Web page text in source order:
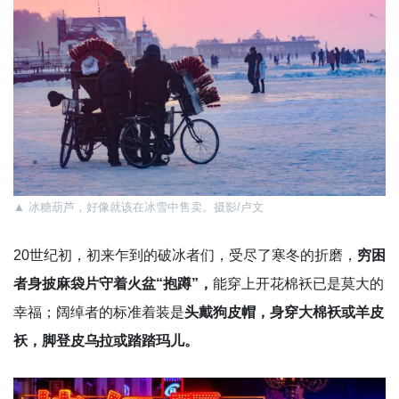
▲ 冰糖葫芦，好像就该在冰雪中售卖。摄影/卢文
20世纪初，初来乍到的破冰者们，受尽了寒冬的折磨， 穷困
者身披麻袋片守着火盆“抱蹲”， 能穿上开花棉袄已是莫大的
幸福；阔绰者的标准着装是头戴狗皮帽，身穿大棉袄或羊皮
袄，脚登皮乌拉或踏踏玛儿。